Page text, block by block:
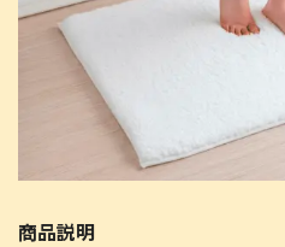
家庭用
商品説明